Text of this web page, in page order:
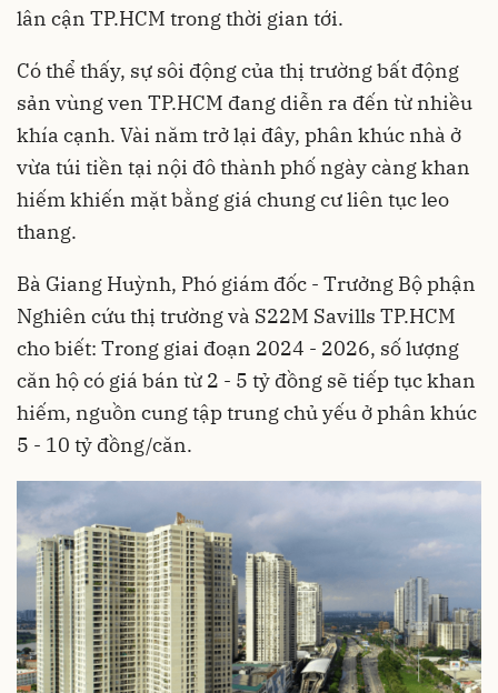
lân cận TP.HCM trong thời gian tới.
Có thể thấy, sự sôi động của thị trường bất động
sản vùng ven TP.HCM đang diễn ra đến từ nhiều
khía cạnh. Vài năm trở lại đây, phân khúc nhà ở
vừa túi tiền tại nội đô thành phố ngày càng khan
hiếm khiến mặt bằng giá chung cư liên tục leo
thang.
Bà Giang Huỳnh, Phó giám đốc - Trưởng Bộ phận
Nghiên cứu thị trường và S22M Savills TP.HCM
cho biết: Trong giai đoạn 2024 - 2026, số lượng
căn hộ có giá bán từ 2 - 5 tỷ đồng sẽ tiếp tục khan
hiếm, nguồn cung tập trung chủ yếu ở phân khúc
5 - 10 tỷ đồng/căn.